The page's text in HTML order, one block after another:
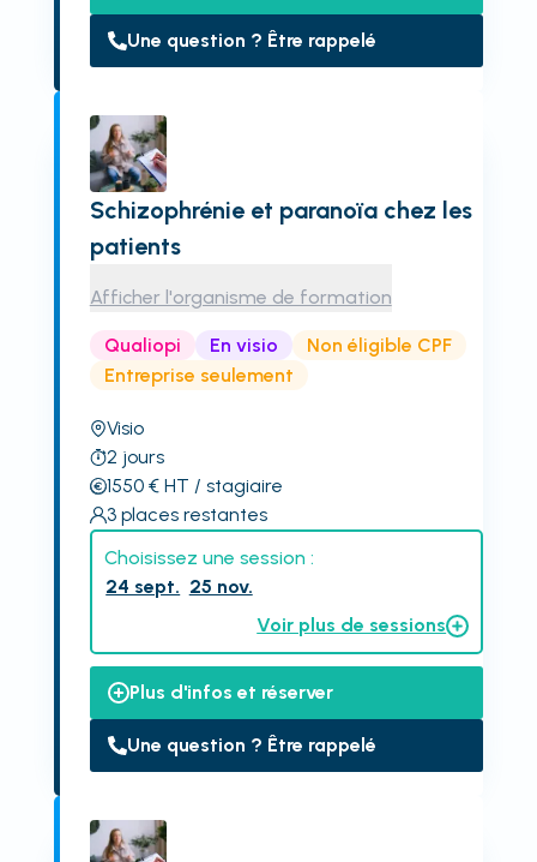
Une question ? Être rappelé
Schizophrénie et paranoïa chez les
patients
Afficher l'organisme de formation
Qualiopi En visio
Non éligible CPF
Entreprise seulement
Visio
2 jours
1550€ HT / stagiaire
3 places restantes
Choisissez une session :
24 sept. 25 nov.
Voir plus de sessions
Plus d'infos et réserver
Une question ? Être rappelé